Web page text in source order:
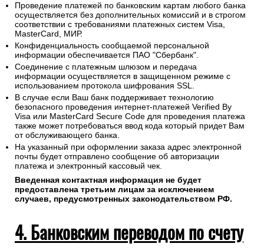
Проведение платежей по банковским картам любого банка
осуществляется без дополнительных комиссий и в строгом
соответствии с требованиями платежных систем Visa,
MasterCard, МИР.
Конфиденциальность сообщаемой персональной
информации обеспечивается ПАО "Сбербанк".
Соединение с платежным шлюзом и передача
информации осуществляется в защищенном режиме с
использованием протокола шифрования SSL.
В случае если Ваш банк поддерживает технологию
безопасного проведения интернет-платежей Verified By
Visa или MasterCard Secure Code для проведения платежа
также может потребоваться ввод кода который придет Вам
от обслуживающего банка.
На указанный при оформлении заказа адрес электронной
почты будет отправлено сообщение об авторизации
платежа и электронный кассовый чек.
Введенная контактная информация не будет
предоставлена третьим лицам за исключением
случаев, предусмотренных законодательством РФ.
4. Банковским переводом по счету